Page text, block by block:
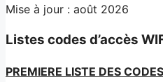
Mise à jour : août 2026
Listes codes d’accès
PREMIERE LISTE DES